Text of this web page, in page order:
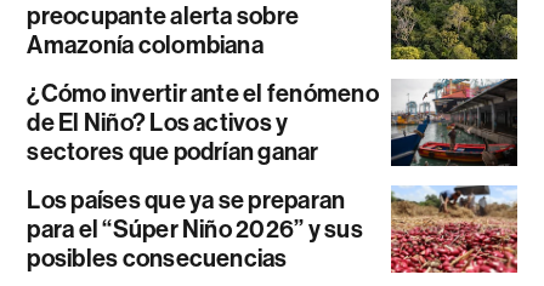
preocupante alerta sobre
Amazonía colombiana
¿Cómo invertir ante el fenómeno
de El Niño? Los activos y
sectores que podrían ganar
Los países que ya se preparan
para el “Súper Niño 2026” y sus
posibles consecuencias